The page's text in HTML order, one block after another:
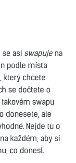
asi swapujena
podle místa
který chcete
se dočtete o
takovém swapu
donesete, ale
Nejde tu o
každém, aby si
co donesl.